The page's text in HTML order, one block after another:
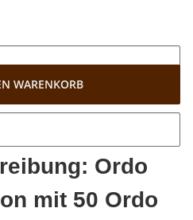
WARENKORB
Ordo
mit 50 Ordo